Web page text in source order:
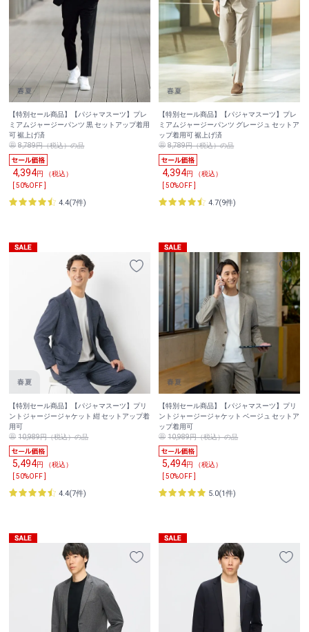
【特別セール商品】【パジャマスーツ】プレ
ミアムジャージーパンツ 黒 セットアップ着用
可 裾上げ済
8,789円（税込）の品
4,394円 （税込）
[ 50%OFF ]
4.4(7件)
【特別セール商品】【パジャマスーツ】プレ
ミアムジャージーパンツ グレージュ セットア
ップ着用可 裾上げ済
8,789円（税込）の品
4,394円 （税込）
[ 50%OFF ]
4.7(9件)
【特別セール商品】【パジャマスーツ】プリ
ントジャージージャケット 紺 セットアップ着
用可
10,989円（税込）の品
5,494円 （税込）
[ 50%OFF ]
4.4(7件)
【特別セール商品】【パジャマスーツ】プリ
ントジャージージャケット ベージュ セットア
ップ着用可
10,989円（税込）の品
5,494円 （税込）
[ 50%OFF ]
5.0(1件)